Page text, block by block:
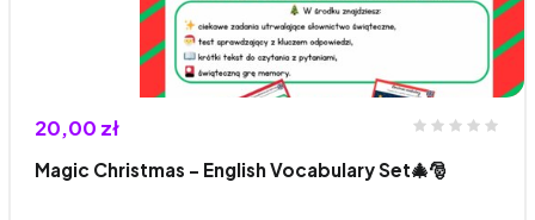
20,00 zł
Magic Christmas - English Vocabulary Set🎄🎅